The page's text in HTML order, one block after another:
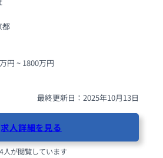
都
円 ~ 1800万円
最終更新日：2025年10月13日
求人詳細を見る
人が閲覧しています